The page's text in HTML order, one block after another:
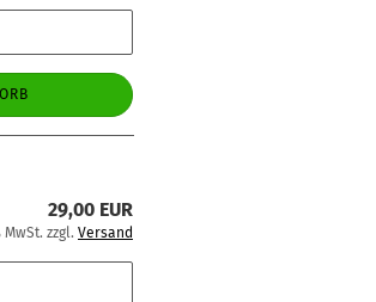
29,00 EUR
MwSt. zzgl. Versand